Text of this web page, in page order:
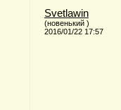
Svetlawin
(новенький )
2016/01/22 17:57